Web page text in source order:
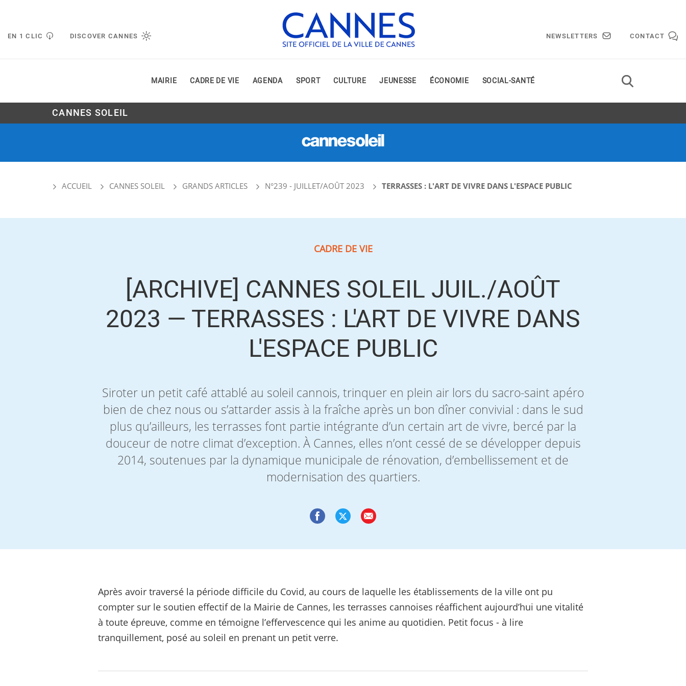
EN 1 CLIC DISCOVER CANNES NEWSLETTERS CONTACT
MAIRIE CADRE DE VIE AGENDA SPORT CULTURE JEUNESSE ÉCONOMIE SOCIAL-SANTÉ
CANNES SOLEIL
ACCUEIL CANNES SOLEIL GRANDS ARTICLES N°239 - JUILLET/AOÛT 2023 TERRASSES : L'ART DE VIVRE DANS L'ESPACE PUBLIC
CADRE DE VIE
[ARCHIVE] CANNES SOLEIL JUIL./AOÛT
2023 — TERRASSES : L'ART DE VIVRE DANS
L'ESPACE PUBLIC
Siroter un petit café attablé au soleil cannois, trinquer en plein air lors du sacro-saint apéro
bien de chez nous ou s’attarder assis à la fraîche après un bon dîner convivial : dans le sud
plus qu’ailleurs, les terrasses font partie intégrante d’un certain art de vivre, bercé par la
douceur de notre climat d’exception. À Cannes, elles n’ont cessé de se développer depuis
2014, soutenues par la dynamique municipale de rénovation, d’embellissement et de
modernisation des quartiers.
Après avoir traversé la période difficile du Covid, au cours de laquelle les établissements de la ville ont pu
compter sur le soutien effectif de la Mairie de Cannes, les terrasses cannoises réaffichent aujourd’hui une vitalité
à toute épreuve, comme en témoigne l’effervescence qui les anime au quotidien. Petit focus - à lire
tranquillement, posé au soleil en prenant un petit verre.